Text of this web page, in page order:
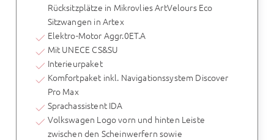
Rücksitzplätze in Mikrovlies ArtVelours Eco
Sitzwangen in Artex
Elektro-Motor Aggr.0ET.A
Mit UNECE CS&SU
Interieurpaket
Komfortpaket inkl. Navigationssystem Discover
Pro Max
Sprachassistent IDA
Volkswagen Logo vorn und hinten Leiste
zwischen den Scheinwerfern sowie